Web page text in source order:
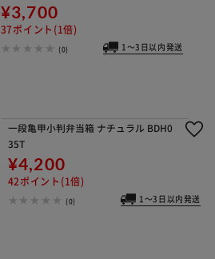
¥3,700
37ポイント(1倍)
(0) 1～3日以内発送
一段亀甲小判弁当箱 ナチュラル BDH0
35T
¥4,200
42ポイント(1倍)
(0) 1～3日以内発送